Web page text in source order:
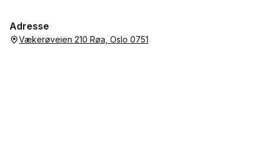
Adresse
Vækerøveien 210 Røa, Oslo 0751